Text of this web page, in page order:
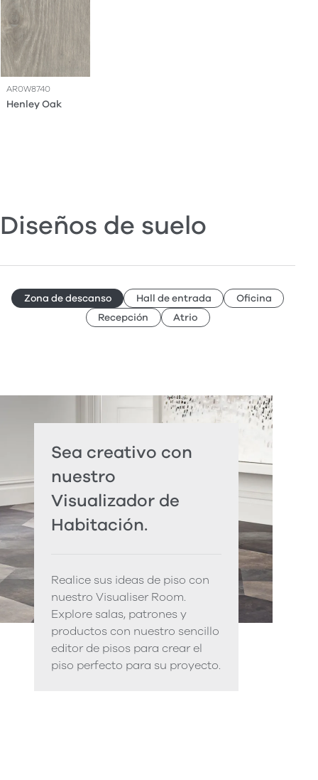
AR0W8740
Henley Oak
Diseños de suelo
Zona de descanso Hall de entrada
Oficina
Recepción
Atrio
Sea creativo con
nuestro
Visualizador de
Habitación.
Realice sus ideas de piso con
nuestro Visualiser Room.
Explore salas, patrones y
productos con nuestro sencillo
editor de pisos para crear el
piso perfecto para su proyecto.